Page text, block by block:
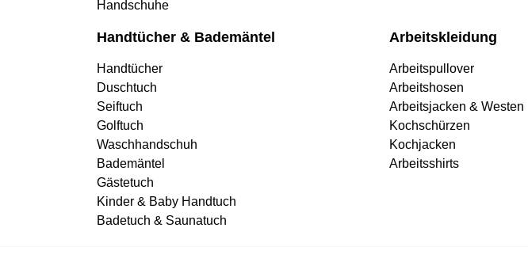
Handschuhe
Handtücher & Bademäntel
Handtücher
Duschtuch
Seiftuch
Golftuch
Waschhandschuh
Bademäntel
Gästetuch
Kinder & Baby Handtuch
Badetuch & Saunatuch
Arbeitskleidung
Arbeitspullover
Arbeitshosen
Arbeitsjacken & Westen
Kochschürzen
Kochjacken
Arbeitsshirts